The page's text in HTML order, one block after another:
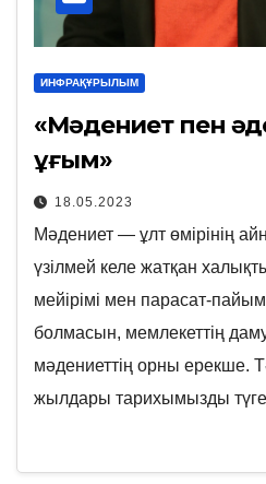
ИНФРАҚҰРЫЛЫМ
«Мәдениет пен
ұғым»
18.05.2023
Мәдениет — ұлт өмірінің
үзілмей келе жатқан
мейірімі мен парасат-
болмасын, мемлекеттің
мәдениеттің орны ерекше.
жылдары тарихымызды